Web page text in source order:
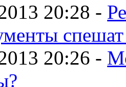
20:28 -
20:26 -